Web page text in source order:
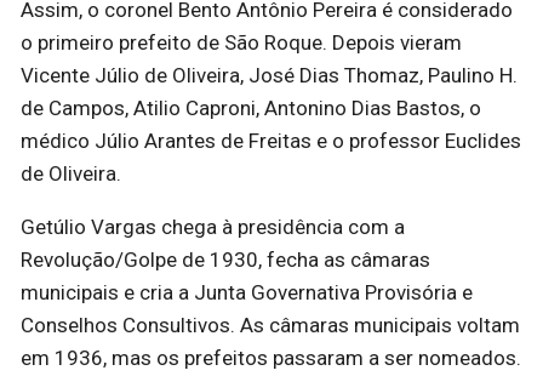
Assim, o coronel Bento Antônio Pereira é considerado
o primeiro prefeito de São Roque. Depois vieram
Vicente Júlio de Oliveira, José Dias Thomaz, Paulino H.
de Campos, Atilio Caproni, Antonino Dias Bastos, o
médico Júlio Arantes de Freitas e o professor Euclides
de Oliveira.
Getúlio Vargas chega à presidência com a
Revolução/Golpe de 1930, fecha as câmaras
municipais e cria a Junta Governativa Provisória e
Conselhos Consultivos. As câmaras municipais voltam
em 1936, mas os prefeitos passaram a ser nomeados.